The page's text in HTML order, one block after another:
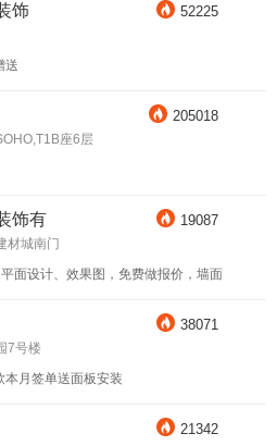
饰 52225
送
205018
座6层
饰有 19087
材城南门
面设计、效果图，免费做报价，墙面
38071
7号楼
本月签单送面板安装
21342